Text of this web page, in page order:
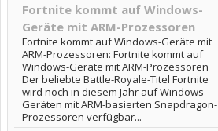
Fortnite kommt auf Windows-
Geräte mit ARM-Prozessoren
Fortnite kommt auf Windows-Geräte mit
ARM-Prozessoren: Fortnite kommt auf
Windows-Geräte mit ARM-Prozessoren
Der beliebte Battle-Royale-Titel Fortnite
wird noch in diesem Jahr auf Windows-
Geräten mit ARM-basierten Snapdragon-
Prozessoren verfügbar...